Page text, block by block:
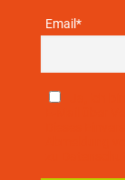
Email*